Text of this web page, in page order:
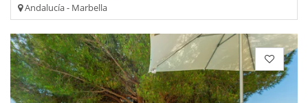
Andalucía - Marbella